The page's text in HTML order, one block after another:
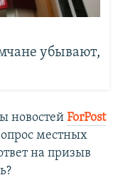
убывают,
новостей ForPost
местных
на призыв